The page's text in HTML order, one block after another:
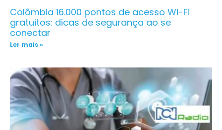
Colômbia 16.000 pontos de acesso Wi-Fi
gratuitos: dicas de segurança ao se
conectar
Ler mais »